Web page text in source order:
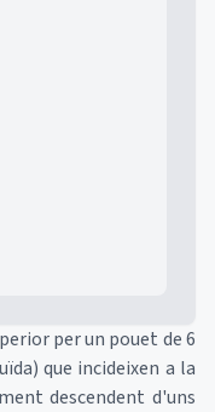
per un pouet de 6
que incideixen a la
descendent d'uns